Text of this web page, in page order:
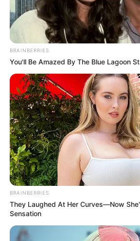
BRAINBERRIES
You'll Be Amazed By The Blue Lagoon
BRAINBERRIES
They Laughed At Her Curves—Now
Sensation